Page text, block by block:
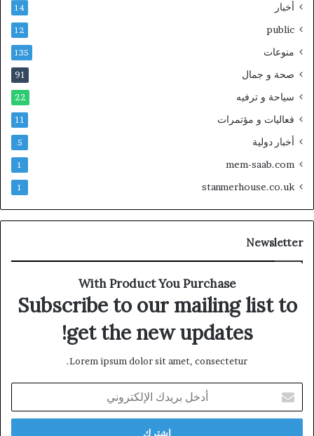
أخبار 14
public
12
منوعات 135
صحة و جمال 91
سياحة و ترفيه 22
فعاليات و مؤتمرات 11
أخبار دولية 5
mem-saab.com
1
stanmerhouse.co.uk
1
Newsletter
With Product You Purchase
Subscribe to our mailing list to
get the new updates!
Lorem ipsum dolor sit amet, consectetur.
بريدك
الإلكتروني